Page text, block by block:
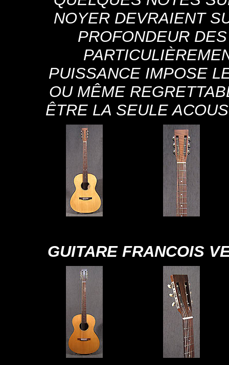
NOYER DEVRAIENT
PROFONDEUR
PUISSANCE IMPOSE
OU MÊME
ÊTRE LA SEULE
GUITARE FRANCOIS